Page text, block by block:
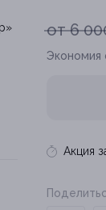
от 6
Экономия
Акция